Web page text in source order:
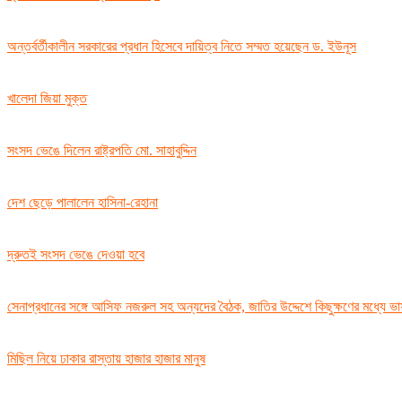
অন্তর্বর্তীকালীন সরকারের প্রধান হিসেবে দায়িত্ব নিতে সম্মত হয়েছেন ড. ইউনূস
খালেদা জিয়া মুক্ত
সংসদ ভেঙে দিলেন রাষ্ট্রপতি মো. সাহাবুদ্দিন
দেশ ছেড়ে পালালেন হাসিনা-রেহানা
দ্রুতই সংসদ ভেঙে দেওয়া হবে
সেনাপ্রধানের সঙ্গে আসিফ নজরুল সহ অন্যদের বৈঠক, জাতির উদ্দেশে কিছুক্ষণের মধ্যে
মিছিল নিয়ে ঢাকার রাস্তায় হাজার হাজার মানুষ